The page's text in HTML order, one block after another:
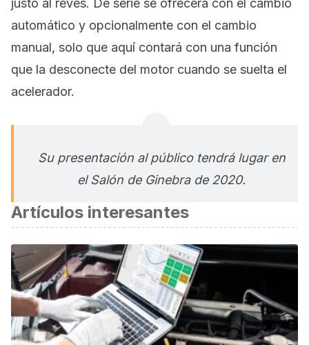
justo al revés. De serie se ofrecerá con el cambio
automático y opcionalmente con el cambio
manual, solo que aquí contará con una función
que la desconecte del motor cuando se suelta el
acelerador.
Su presentación al público tendrá lugar en
el Salón de Ginebra de 2020.
Artículos interesantes